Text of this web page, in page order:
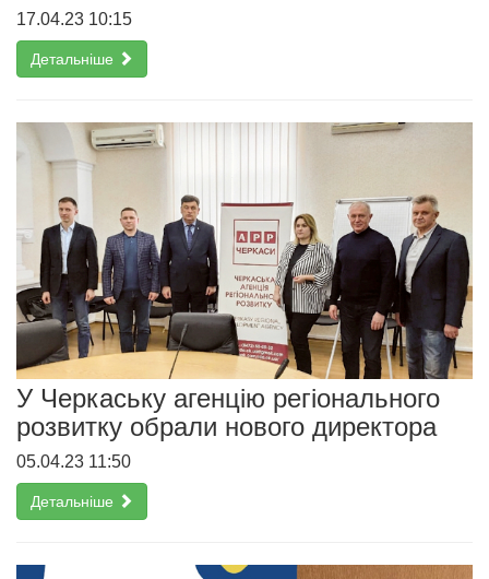
17.04.23 10:15
Детальніше
У Черкаську агенцію регіонального
розвитку обрали нового директора
05.04.23 11:50
Детальніше